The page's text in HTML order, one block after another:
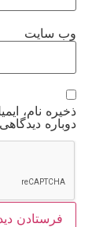
وب‌ سایت
ذخیره نام،
دوباره